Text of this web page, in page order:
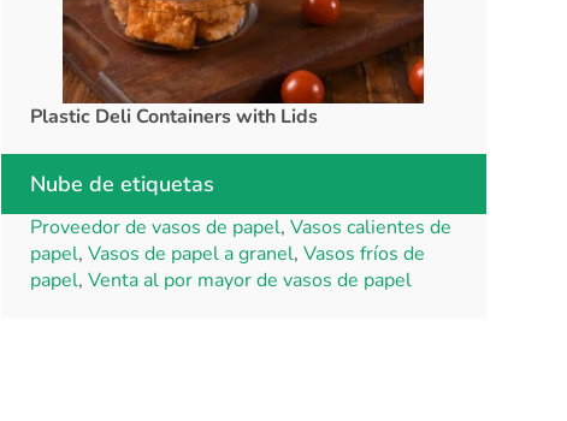
Plastic Deli Containers with Lids
Nube de etiquetas
Proveedor de vasos de papel, Vasos calientes de
papel, Vasos de papel a granel, Vasos fríos de
papel, Venta al por mayor de vasos de papel